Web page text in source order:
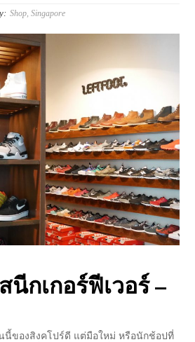
Shop ,Singapore
กเกอร์ฟีเวอร์ –
นี้ของสิงคโปร์ดี แต่มือใหม่ หรือนักช้อปที่